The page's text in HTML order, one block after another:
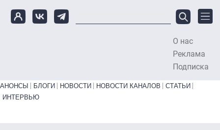
О нас
Реклама
Подписка
Primary links bottom
АНОНСЫ БЛОГИ НОВОСТИ НОВОСТИ КАНАЛОВ
СТАТЬИ
ИНТЕРВЬЮ